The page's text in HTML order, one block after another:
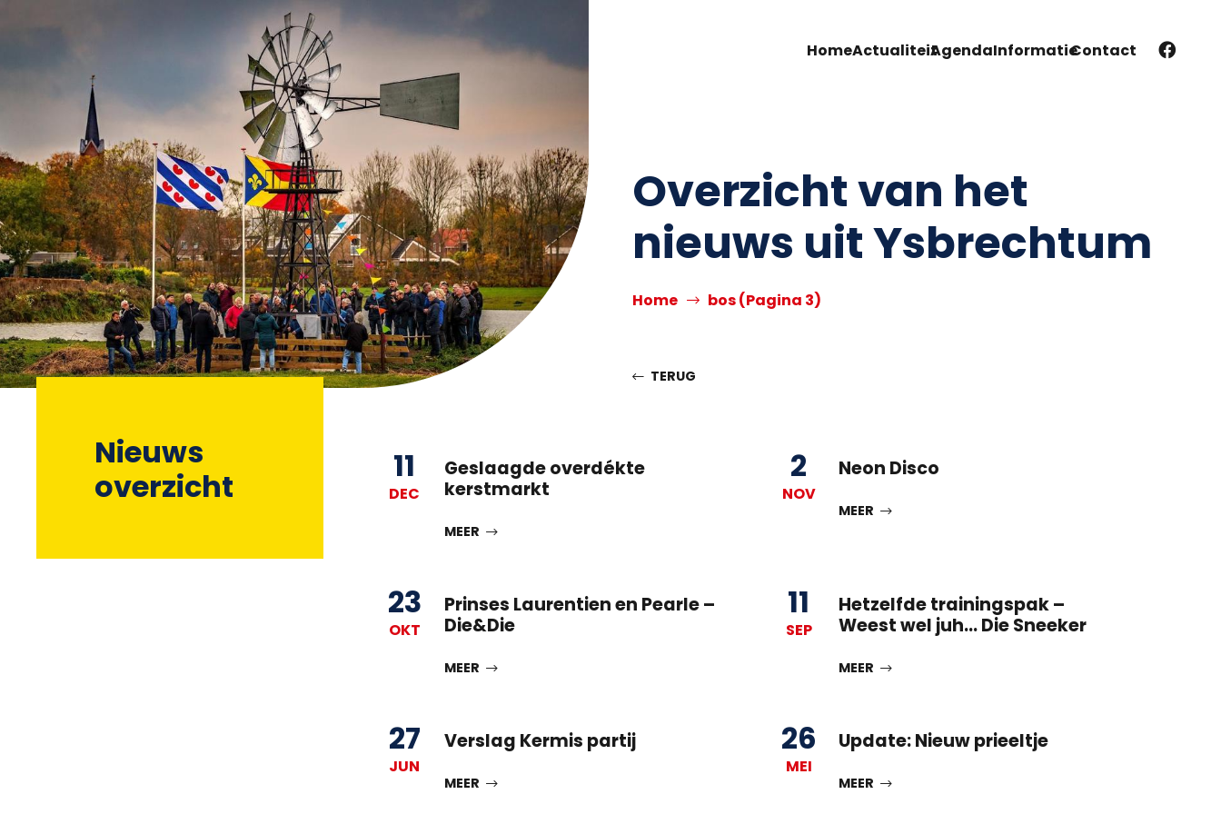
HomeActualiteitAgendaInformatieContact
Overzicht van het
nieuws uit Ysbrechtum
Home bos(Pagina 3)
TERUG
Nieuws
overzicht
11
DEC
Geslaagde overdékte
kerstmarkt
MEER
2
NOV
Neon Disco
MEER
23
OKT
Prinses Laurentien en Pearle –
Die&Die
MEER
11
SEP
Hetzelfde trainingspak –
Weest wel juh… Die Sneeker
MEER
27
JUN
Verslag Kermis partij
MEER
26
MEI
Update: Nieuw prieeltje
MEER